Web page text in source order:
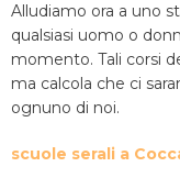
Alludiamo ora a uno
qualsiasi uomo o
momento. Tali corsi
ma calcola che ci
ognuno di noi.
scuole serali a